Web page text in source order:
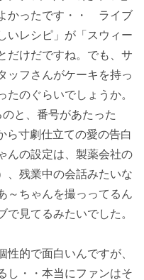
かったです・・ ライブ
いレシピ」が「スウィー
だけだですね。でも、サ
ッフさんがケーキを持っ
のぐらいでしょうか。
と、番号があたった
ら寸劇仕立ての愛の告白
んの設定は、製薬会社の
、残業中の会話みたいな
～ちゃんを撮っってるん
見てるみたいでした。
的で面白いんですが、
し・・本当にファンはそ